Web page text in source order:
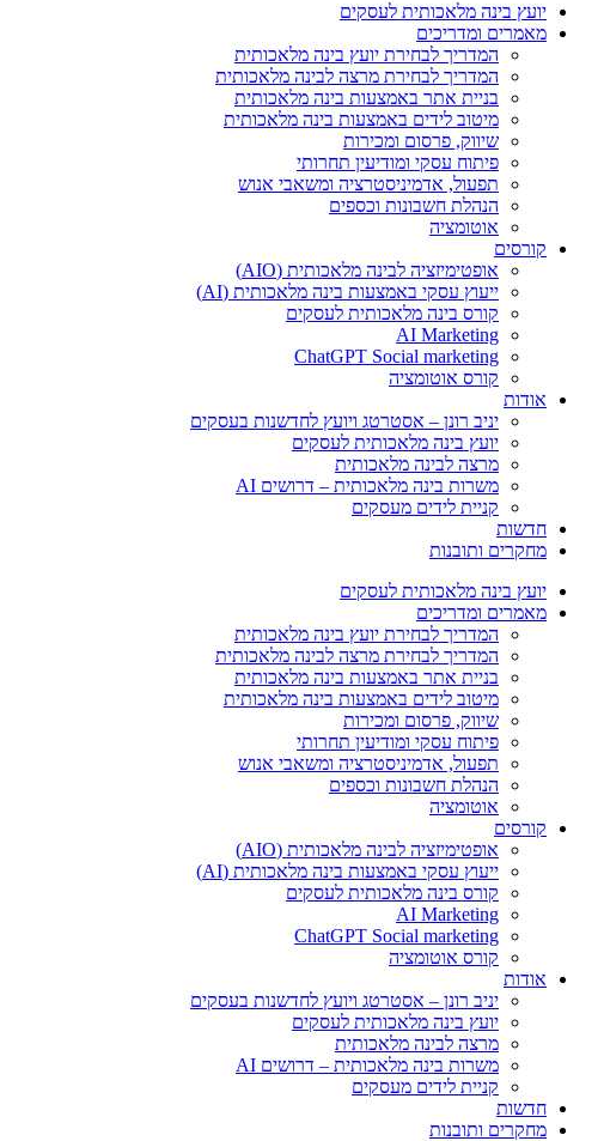
יועץ בינה מלאכותית לעסקים
מאמרים ומדריכים
המדריך לבחירת יועץ בינה מלאכותית
המדריך לבחירת מרצה לבינה מלאכותית
בניית אתר באמצעות בינה מלאכותית
מיטוב לידים באמצעות בינה מלאכותית
שיווק, פרסום ומכירות​
פיתוח עסקי ומודיעין תחרותי​​
תפעול, אדמיניסטרציה ומשאבי אנוש​
הנהלת חשבונות וכספים
אוטומציה
קורסים
אופטימיזציה לבינה מלאכותית (AIO)
ייעוץ עסקי באמצעות בינה מלאכותית (AI)
קורס בינה מלאכותית לעסקים
AI Marketing
ChatGPT Social marketing
קורס אוטומציה
אודות
יניב רונן – אסטרטג ויועץ לחדשנות בעסקים
יועץ בינה מלאכותית לעסקים
מרצה לבינה מלאכותית
משרות בינה מלאכותית – דרושים AI
קניית לידים מעסקים
חדשות
מחקרים ותובנות
יועץ בינה מלאכותית לעסקים
מאמרים ומדריכים
המדריך לבחירת יועץ בינה מלאכותית
המדריך לבחירת מרצה לבינה מלאכותית
בניית אתר באמצעות בינה מלאכותית
מיטוב לידים באמצעות בינה מלאכותית
שיווק, פרסום ומכירות​
פיתוח עסקי ומודיעין תחרותי​​
תפעול, אדמיניסטרציה ומשאבי אנוש​
הנהלת חשבונות וכספים
אוטומציה
קורסים
אופטימיזציה לבינה מלאכותית (AIO)
ייעוץ עסקי באמצעות בינה מלאכותית (AI)
קורס בינה מלאכותית לעסקים
AI Marketing
ChatGPT Social marketing
קורס אוטומציה
אודות
יניב רונן – אסטרטג ויועץ לחדשנות בעסקים
יועץ בינה מלאכותית לעסקים
מרצה לבינה מלאכותית
משרות בינה מלאכותית – דרושים AI
קניית לידים מעסקים
חדשות
מחקרים ותובנות